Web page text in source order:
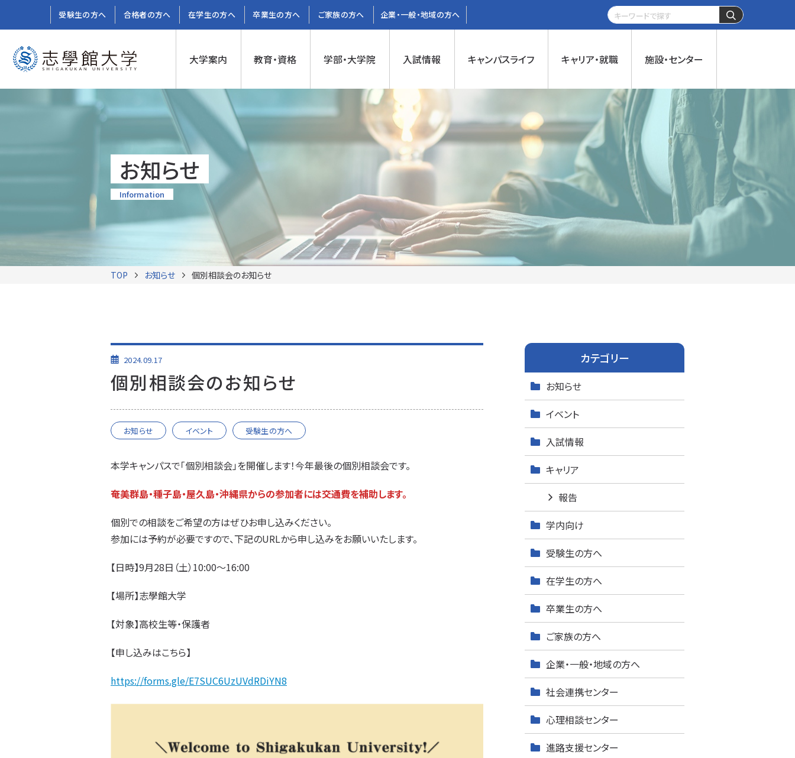
受験生の方へ 合格者の方へ 在学生の方へ 卒業生の方へ ご家族の方へ 企業・一般・地域の方へ
大学案内 教育・資格 学部・大学院 入試情報 キャンパスライフ キャリア・就職 施設・センター
お知らせ
Information
TOP お知らせ 個別相談会のお知らせ
2024.09.17
個別相談会のお知らせ
お知らせ イベント 受験生の方へ
本学キャンパスで「個別相談会」を開催します！今年最後の個別相談会です。
奄美群島・種子島・屋久島・沖縄県からの参加者には交通費を補助します。
個別での相談をご希望の方はぜひお申し込みください。
参加には予約が必要ですので、下記のURLから申し込みをお願いいたします。
【日時】9月28日（土）10:00～16:00
【場所】志學館大学
【対象】高校生等・保護者
【申し込みはこちら】
https://forms.gle/E7SUC6UzUVdRDiYN8
カテゴリー
お知らせ
イベント
入試情報
キャリア
報告
学内向け
受験生の方へ
在学生の方へ
卒業生の方へ
ご家族の方へ
企業・一般・地域の方へ
社会連携センター
心理相談センター
進路支援センター